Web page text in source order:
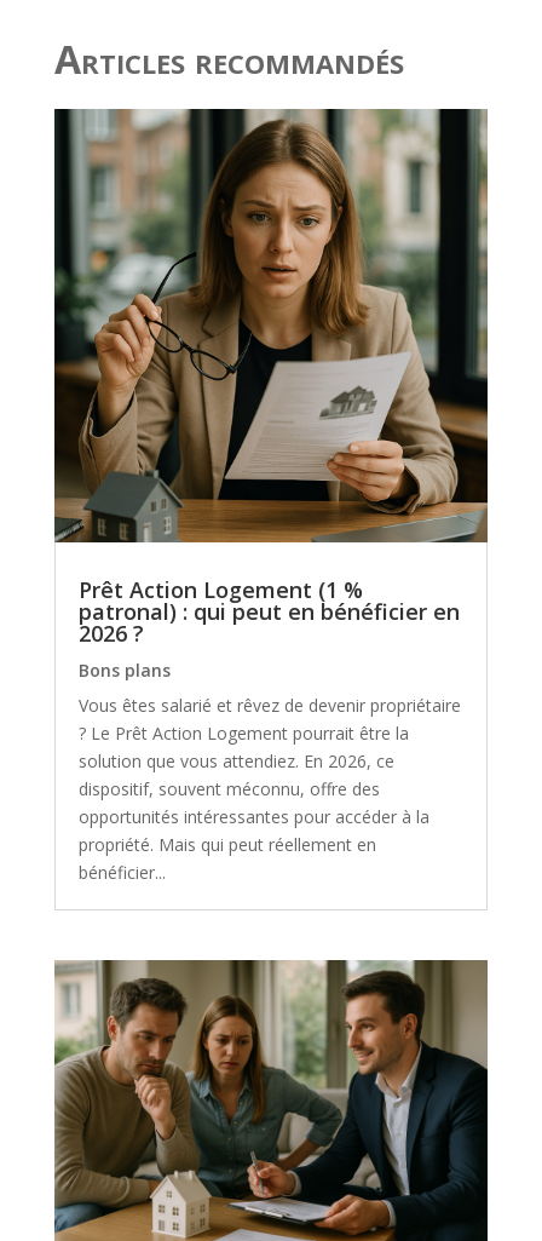
Articles recommandés
Prêt Action Logement (1 %
patronal) : qui peut en bénéficier en
2026 ?
Bons plans
Vous êtes salarié et rêvez de devenir propriétaire
? Le Prêt Action Logement pourrait être la
solution que vous attendiez. En 2026, ce
dispositif, souvent méconnu, offre des
opportunités intéressantes pour accéder à la
propriété. Mais qui peut réellement en
bénéficier...